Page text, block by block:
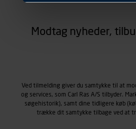
hjemmesiden ser ud eller
Markedsføringscookies
Carl Ras anvender
henblik på markedsføring,
smartphone mv.) samt de
Vi henviser endvidere til
personoplysninger.
Modtag nyheder,
Ved tilmelding giver du samtykke til at
og services, som Carl Ras A/S tilbyder.
søgehistorik), samt dine tidligere køb
trække dit samtykke tilbage ved at